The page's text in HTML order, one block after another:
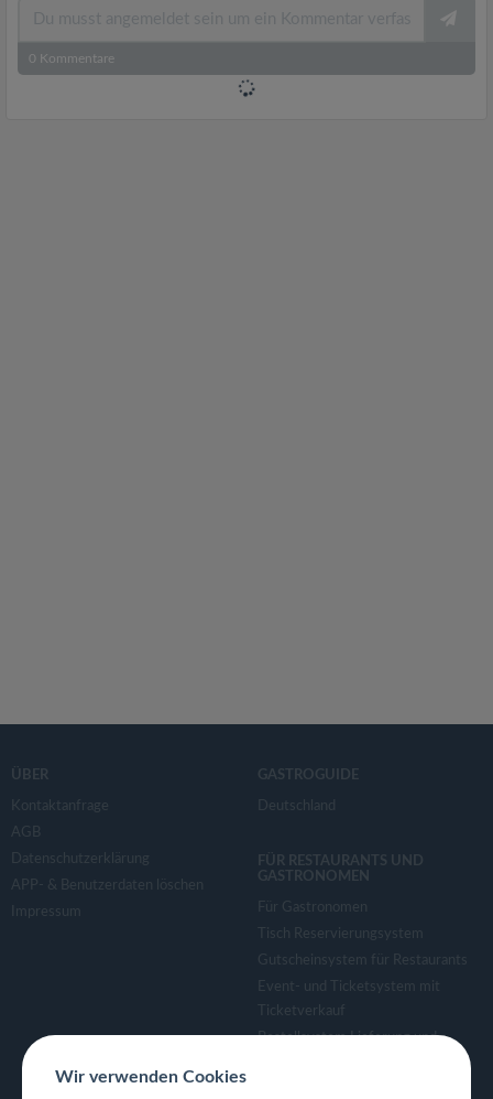
0 Kommentare
ÜBER
Kontaktanfrage
AGB
Datenschutzerklärung
APP- & Benutzerdaten löschen
Impressum
GASTROGUIDE
Deutschland
FÜR RESTAURANTS UND
GASTRONOMEN
Für Gastronomen
Tisch Reservierungsystem
Gutscheinsystem für Restaurants
Event- und Ticketsystem mit
Ticketverkauf
Bestellsystem Lieferung und
Wir verwenden Cookies